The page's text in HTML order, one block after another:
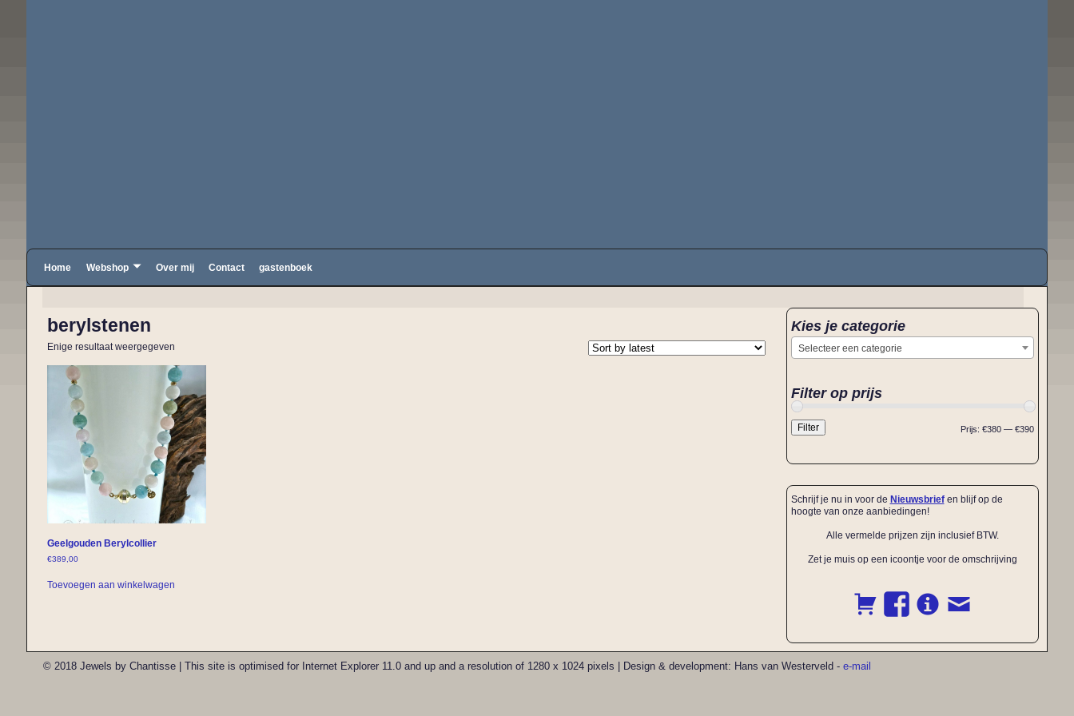
Home Webshop Over mij Contact gastenboek
berylstenen
Enige resultaat weergegeven
Geelgouden Berylcollier
€389,00
Toevoegen aan winkelwagen
Kies je categorie
Selecteer een categorie
Filter op prijs
Filter Prijs: €380 — €390
Schrijf je nu in voor de Nieuwsbriefen blijf op de
hoogte van onze aanbiedingen!
Alle vermelde prijzen zijn inclusief BTW.
Zet je muis op een icoontje voor de omschrijving
© 2018 Jewels by Chantisse | This site is optimised for Internet Explorer 11.0 and up and a resolution of 1280 x 1024 pixels | Design & development: Hans van Westerveld - e-mail